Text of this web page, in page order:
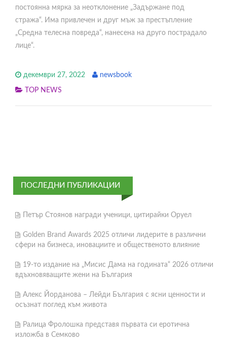
постоянна мярка за неотклонение „Задържане под
стража“. Има привлечен и друг мъж за престъпление
„Средна телесна повреда“, нанесена на друго пострадало
лице“.
декември 27, 2022 newsbook
TOP NEWS
ПОСЛЕДНИ ПУБЛИКАЦИИ
Петър Стоянов награди ученици, цитирайки Оруел
Golden Brand Awards 2025 отличи лидерите в различни
сфери на бизнеса, иновациите и общественото влияние
19-то издание на „Мисис Дама на годината“ 2026 отличи
вдъхновяващите жени на България
Алекс Йорданова – Лейди България с ясни ценности и
осъзнат поглед към живота
Ралица Фролошка представя първата си еротична
изложба в Семково